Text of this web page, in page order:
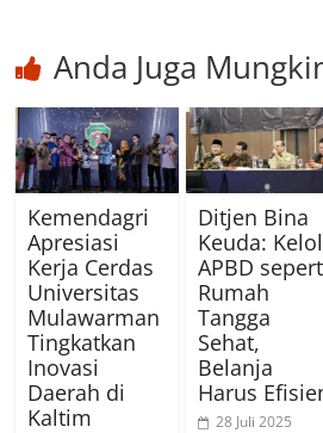
Anda Juga
Kemendagri
Apresiasi
Kerja Cerdas
Universitas
Mulawarman
Tingkatkan
Inovasi
Daerah di
Kaltim
Ditjen Bina
Keuda:
APBD
Rumah
Tangga
Sehat,
Belanja
Harus
28 Juli 2025